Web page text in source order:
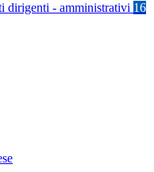
dirigenti - amministrativi 16